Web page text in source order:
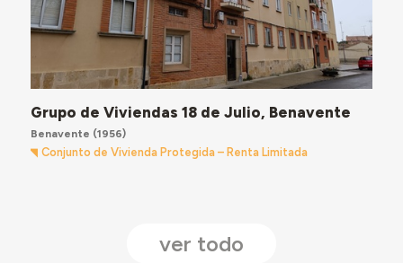
Grupo de Viviendas 18 de Julio, Benavente
Benavente (1956)
Conjunto de Vivienda Protegida – Renta Limitada
ver todo